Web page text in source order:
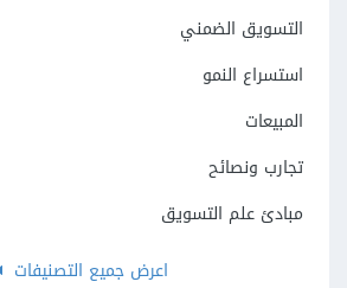
التسويق الضمني
استسراع النمو
المبيعات
تجارب ونصائح
مبادئ علم التسويق
اعرض جميع التصنيفات